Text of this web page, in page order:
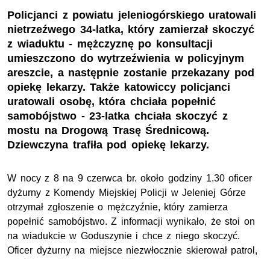
Policjanci z powiatu jeleniogórskiego uratowali
nietrzeźwego 34-latka, który zamierzał skoczyć
z wiaduktu - mężczyznę po konsultacji
umieszczono do wytrzeźwienia w policyjnym
areszcie, a następnie zostanie przekazany pod
opiekę lekarzy. Także katowiccy policjanci
uratowali osobę, która chciała popełnić
samobójstwo - 23-latka chciała skoczyć z
mostu na Drogową Trasę Średnicową.
Dziewczyna trafiła pod opiekę lekarzy.
W nocy z 8 na 9 czerwca br. około godziny 1.30 oficer
dyżurny z Komendy Miejskiej Policji w Jeleniej Górze
otrzymał zgłoszenie o mężczyźnie, który zamierza
popełnić samobójstwo. Z informacji wynikało, że stoi on
na wiadukcie w Goduszynie i chce z niego skoczyć.
Oficer dyżurny na miejsce niezwłocznie skierował patrol,